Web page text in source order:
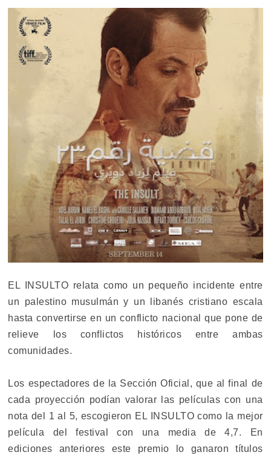
EL INSULTO relata como un pequeño incidente entre
un palestino musulmán y un libanés cristiano escala
hasta convertirse en un conflicto nacional que pone de
relieve los conflictos históricos entre ambas
comunidades.
Los espectadores de la Sección Oficial, que al final de
cada proyección podían valorar las películas con una
nota del 1 al 5, escogieron EL INSULTO como la mejor
película del festival con una media de 4,7. En
ediciones anteriores este premio lo ganaron títulos